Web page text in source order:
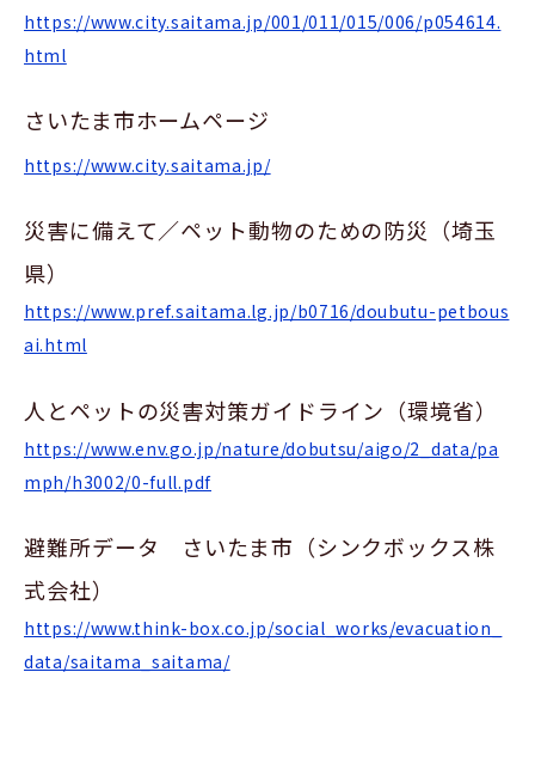
https://www.city.saitama.jp/001/011/015/006/p054614.
html
さいたま市ホームページ
https://www.city.saitama.jp/
災害に備えて／ペット動物のための防災（埼玉
県）
https://www.pref.saitama.lg.jp/b0716/doubutu-petbous
ai.html
人とペットの災害対策ガイドライン（環境省）
https://www.env.go.jp/nature/dobutsu/aigo/2_data/pa
mph/h3002/0-full.pdf
避難所データ さいたま市（シンクボックス株
式会社）
https://www.think-box.co.jp/social_works/evacuation_
data/saitama_saitama/